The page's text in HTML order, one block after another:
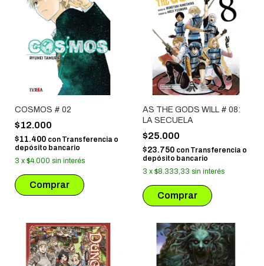
COSMOS # 02
$12.000
$11.400 con Transferencia o
depósito bancario
3 x $4.000 sin interés
AS THE GODS WILL # 08:
LA SECUELA
$25.000
$23.750 con Transferencia o
depósito bancario
3 x $8.333,33 sin interés